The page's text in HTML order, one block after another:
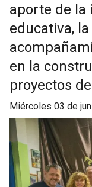
aporte de la
educativa,
en la
proyectos
miércoles 03 de